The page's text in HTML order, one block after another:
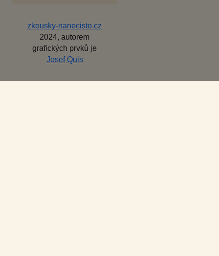
zkousky-nanecisto.cz
2024, autorem
grafických prvků je
Josef Quis